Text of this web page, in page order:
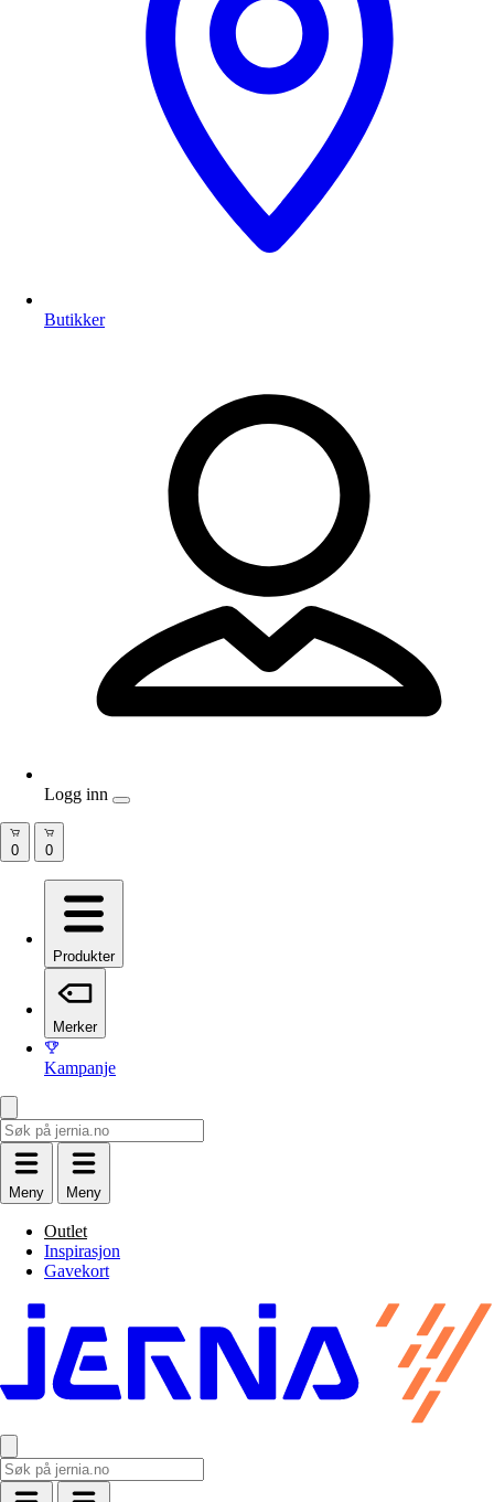
Butikker
Produkter
Merker
Kampanje
Meny Meny
Outlet
Inspirasjon
Gavekort